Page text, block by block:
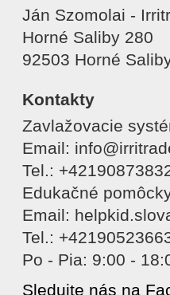
Ján Szomolai -
Horné Saliby 280
92503 Horné
Kontakty
Zavlažovacie
Email:
Tel.:
Edukačné
Email:
Tel.:
Po - Pia: 9:00 -
Sledujte nás na